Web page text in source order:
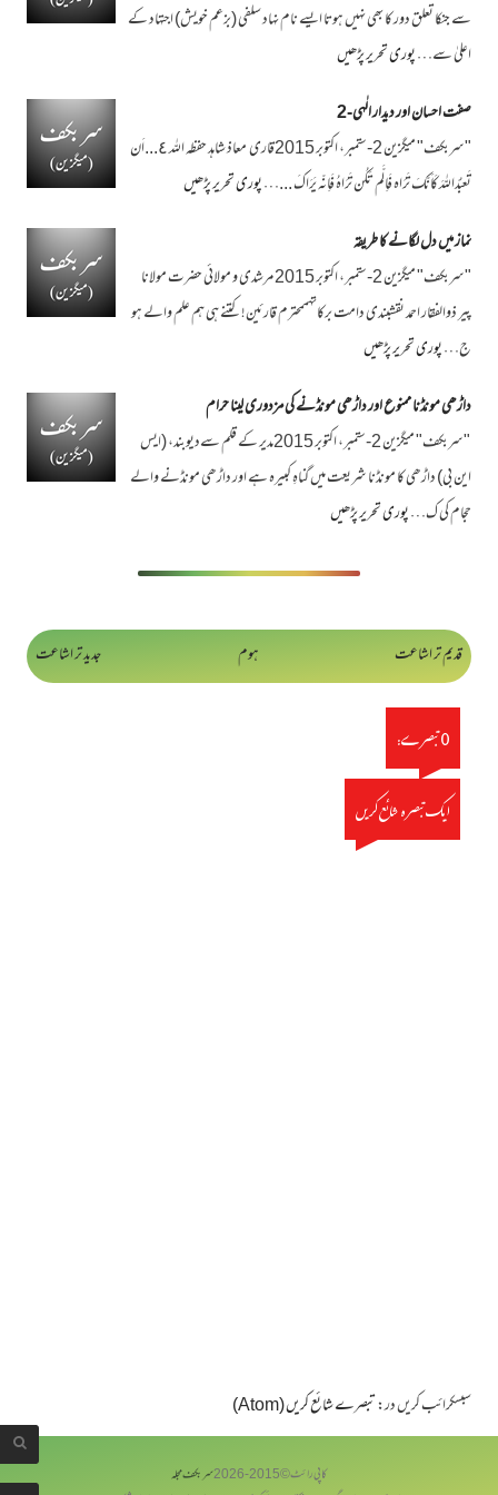
سے جنکا تعلق دور کا بھی نہیں ہوتا ایسے نام نہاد سلفی (بزعم خویش) اجتہاد کے
اعلیٰ سے…پوری تحریر پڑھیں
صفت احسان اور دیدار الٰہی-2
"سربکف" میگزین 2-ستمبر، اکتوبر 2015قاری معاذ شاہد حفظہ اللہ ٤...اَن
تَعبُدَاللہَ کَاَنّکَ تَرَاہ فَاِلَّم تَکُن تَرَاہُ فَاِنّہ یَرَاکَ ...…پوری تحریر پڑھیں
نماز میں دل لگانے کا طریقہ
"سربکف" میگزین 2-ستمبر، اکتوبر 2015 مرشدی و مولائی حضرت مولانا
پیر ذوالفقار احمد نقشبندی دامت برکاتہممحترم قارئین! کتنے ہی ہم علم والے ہو
ج…پوری تحریر پڑھیں
داڑھی مونڈنا ممنوع اور داڑھی مونڈنے کی مزدوری لینا حرام
"سربکف" میگزین 2-ستمبر، اکتوبر 2015مدیر کے قلم سےدیوبند، (ایس
این بی) داڑھی کا مونڈنا شریعت میں گناہِ کبیرہ ہے اور داڑھی مونڈنے والے
حجام کی ک…پوری تحریر پڑھیں
جدید تر اشاعت قدیم تر اشاعت ہوم
0 تبصرے:
ایک تبصرہ شائع کریں
سبسکرائب کریں در:تبصرے شائع کریں (Atom)
کاپی رائٹ © 2015- 2026سربکف مجلہ